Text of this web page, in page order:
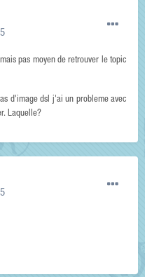
pas moyen de retrouver le topic
d'image dsl j'ai un probleme avec
Laquelle?